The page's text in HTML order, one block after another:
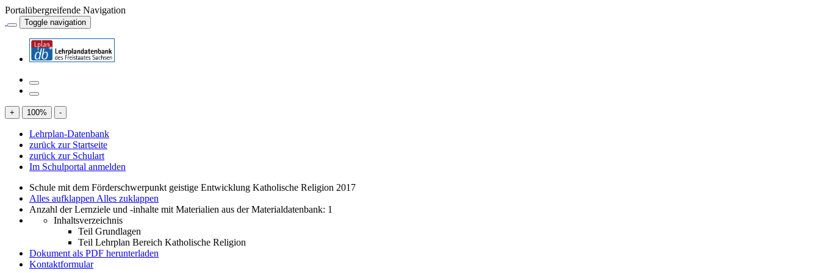
Portalübergreifende Navigation
Toggle navigation
+ 100% -
Lehrplan-Datenbank
zurück zur Startseite
zurück zur Schulart
Im Schulportal anmelden
Schule mit dem Förderschwerpunkt geistige Entwicklung Katholische Religion 2017
Alles aufklappen Alles zuklappen
Anzahl der Lernziele und -inhalte mit Materialien aus der Materialdatenbank: 1
Inhaltsverzeichnis
Teil Grundlagen
Teil Lehrplan Bereich Katholische Religion
Dokument als PDF herunterladen
Kontaktformular